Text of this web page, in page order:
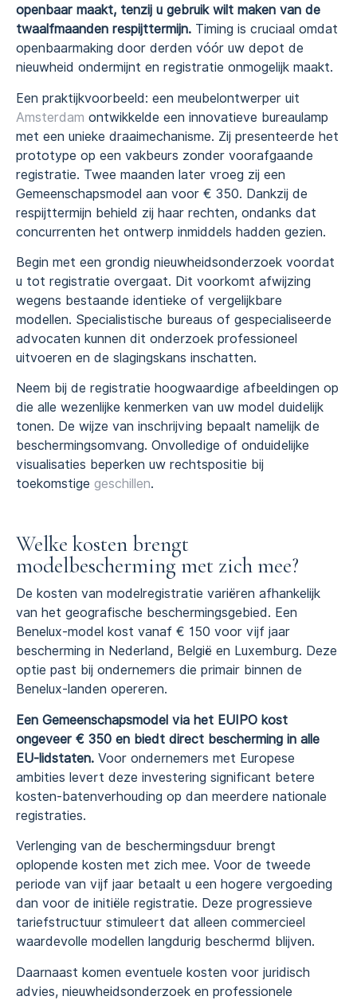
openbaar maakt, tenzij u gebruik wilt maken van de
twaalfmaanden respijttermijn. Timing is cruciaal omdat
openbaarmaking door derden vóór uw depot de
nieuwheid ondermijnt en registratie onmogelijk maakt.
Een praktijkvoorbeeld: een meubelontwerper uit
Amsterdam ontwikkelde een innovatieve bureaulamp
met een unieke draaimechanisme. Zij presenteerde het
prototype op een vakbeurs zonder voorafgaande
registratie. Twee maanden later vroeg zij een
Gemeenschapsmodel aan voor € 350. Dankzij de
respijttermijn behield zij haar rechten, ondanks dat
concurrenten het ontwerp inmiddels hadden gezien.
Begin met een grondig nieuwheidsonderzoek voordat
u tot registratie overgaat. Dit voorkomt afwijzing
wegens bestaande identieke of vergelijkbare
modellen. Specialistische bureaus of gespecialiseerde
advocaten kunnen dit onderzoek professioneel
uitvoeren en de slagingskans inschatten.
Neem bij de registratie hoogwaardige afbeeldingen op
die alle wezenlijke kenmerken van uw model duidelijk
tonen. De wijze van inschrijving bepaalt namelijk de
beschermingsomvang. Onvolledige of onduidelijke
visualisaties beperken uw rechtspositie bij
toekomstige geschillen.
Welke kosten brengt
modelbescherming met zich mee?
De kosten van modelregistratie variëren afhankelijk
van het geografische beschermingsgebied. Een
Benelux-model kost vanaf € 150 voor vijf jaar
bescherming in Nederland, België en Luxemburg. Deze
optie past bij ondernemers die primair binnen de
Benelux-landen opereren.
Een Gemeenschapsmodel via het EUIPO kost
ongeveer € 350 en biedt direct bescherming in alle
EU-lidstaten. Voor ondernemers met Europese
ambities levert deze investering significant betere
kosten-batenverhouding op dan meerdere nationale
registraties.
Verlenging van de beschermingsduur brengt
oplopende kosten met zich mee. Voor de tweede
periode van vijf jaar betaalt u een hogere vergoeding
dan voor de initiële registratie. Deze progressieve
tariefstructuur stimuleert dat alleen commercieel
waardevolle modellen langdurig beschermd blijven.
Daarnaast komen eventuele kosten voor juridisch
advies, nieuwheidsonderzoek en professionele